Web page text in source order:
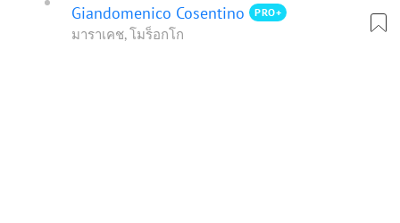
Giandomenico Cosentino PRO+
มาราเคช, โมร็อกโก